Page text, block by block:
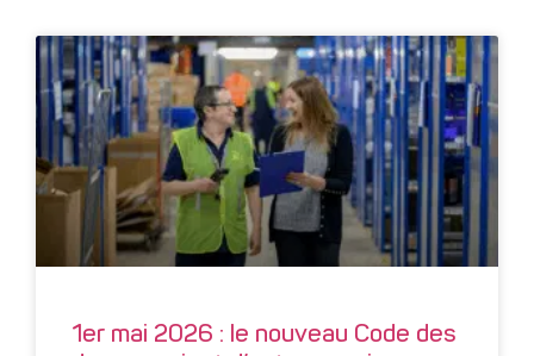
1er mai 2026 : le nouveau Code des